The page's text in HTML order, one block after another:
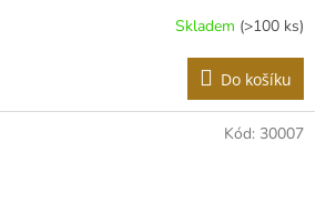
Skladem (>100 ks)
Do košíku
Kód: 30007